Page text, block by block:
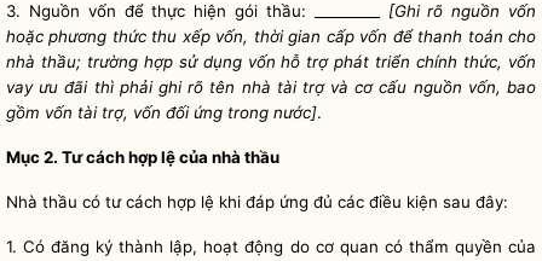
3. Nguồn vốn để thực hiện gói thầu: _________ [Ghi rõ nguồn vốn
hoặc phương thức thu xếp vốn, thời gian cấp vốn để thanh toán cho
nhà thầu; trường hợp sử dụng vốn hỗ trợ phát triển chính thức, vốn
vay ưu đãi thì phải ghi rõ tên nhà tài trợ và cơ cấu nguồn vốn, bao
gồm vốn tài trợ, vốn đối ứng trong nước].
Mục 2. Tư cách hợp lệ của nhà thầu
Nhà thầu có tư cách hợp lệ khi đáp ứng đủ các điều kiện sau đây:
1. Có đăng ký thành lập, hoạt động do cơ quan có thẩm quyền của